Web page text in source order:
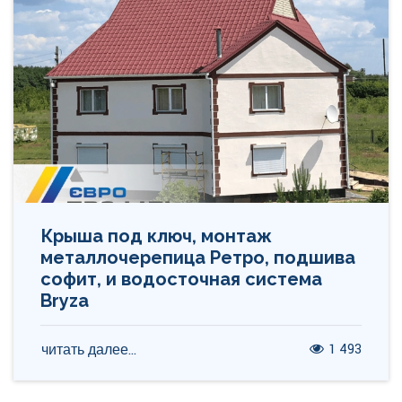
Крыша под ключ, монтаж
металлочерепица Ретро, подшива
софит, и водосточная система
Bryza
читать далее... 1 493